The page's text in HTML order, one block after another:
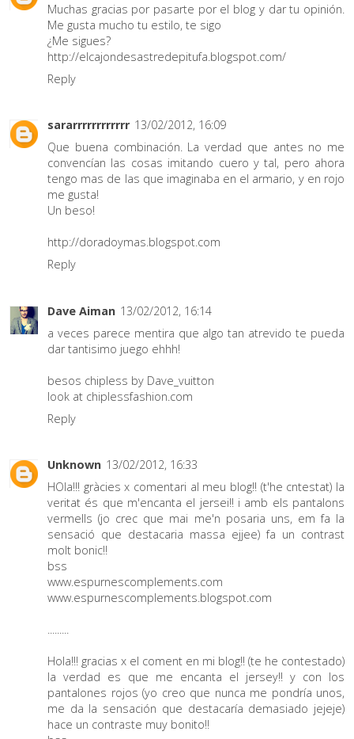
Muchas gracias por pasarte por el blog y dar tu opinión.
Me gusta mucho tu estilo, te sigo
¿Me sigues?
http://elcajondesastredepitufa.blogspot.com/
Reply
sararrrrrrrrrrrr 13/02/2012, 16:09
Que buena combinación. La verdad que antes no me
convencían las cosas imitando cuero y tal, pero ahora
tengo mas de las que imaginaba en el armario, y en rojo
me gusta!
Un beso!
http://doradoymas.blogspot.com
Reply
Dave Aiman 13/02/2012, 16:14
a veces parece mentira que algo tan atrevido te pueda
dar tantisimo juego ehhh!
besos chipless by Dave_vuitton
look at chiplessfashion.com
Reply
Unknown 13/02/2012, 16:33
HOla!!! gràcies x comentari al meu blog!! (t'he cntestat) la
veritat és que m'encanta el jersei!! i amb els pantalons
vermells (jo crec que mai me'n posaria uns, em fa la
sensació que destacaria massa ejjee) fa un contrast
molt bonic!!
bss
www.espurnescomplements.com
www.espurnescomplements.blogspot.com
.........
Hola!!! gracias x el coment en mi blog!! (te he contestado)
la verdad es que me encanta el jersey!! y con los
pantalones rojos (yo creo que nunca me pondría unos,
me da la sensación que destacaría demasiado jejeje)
hace un contraste muy bonito!!